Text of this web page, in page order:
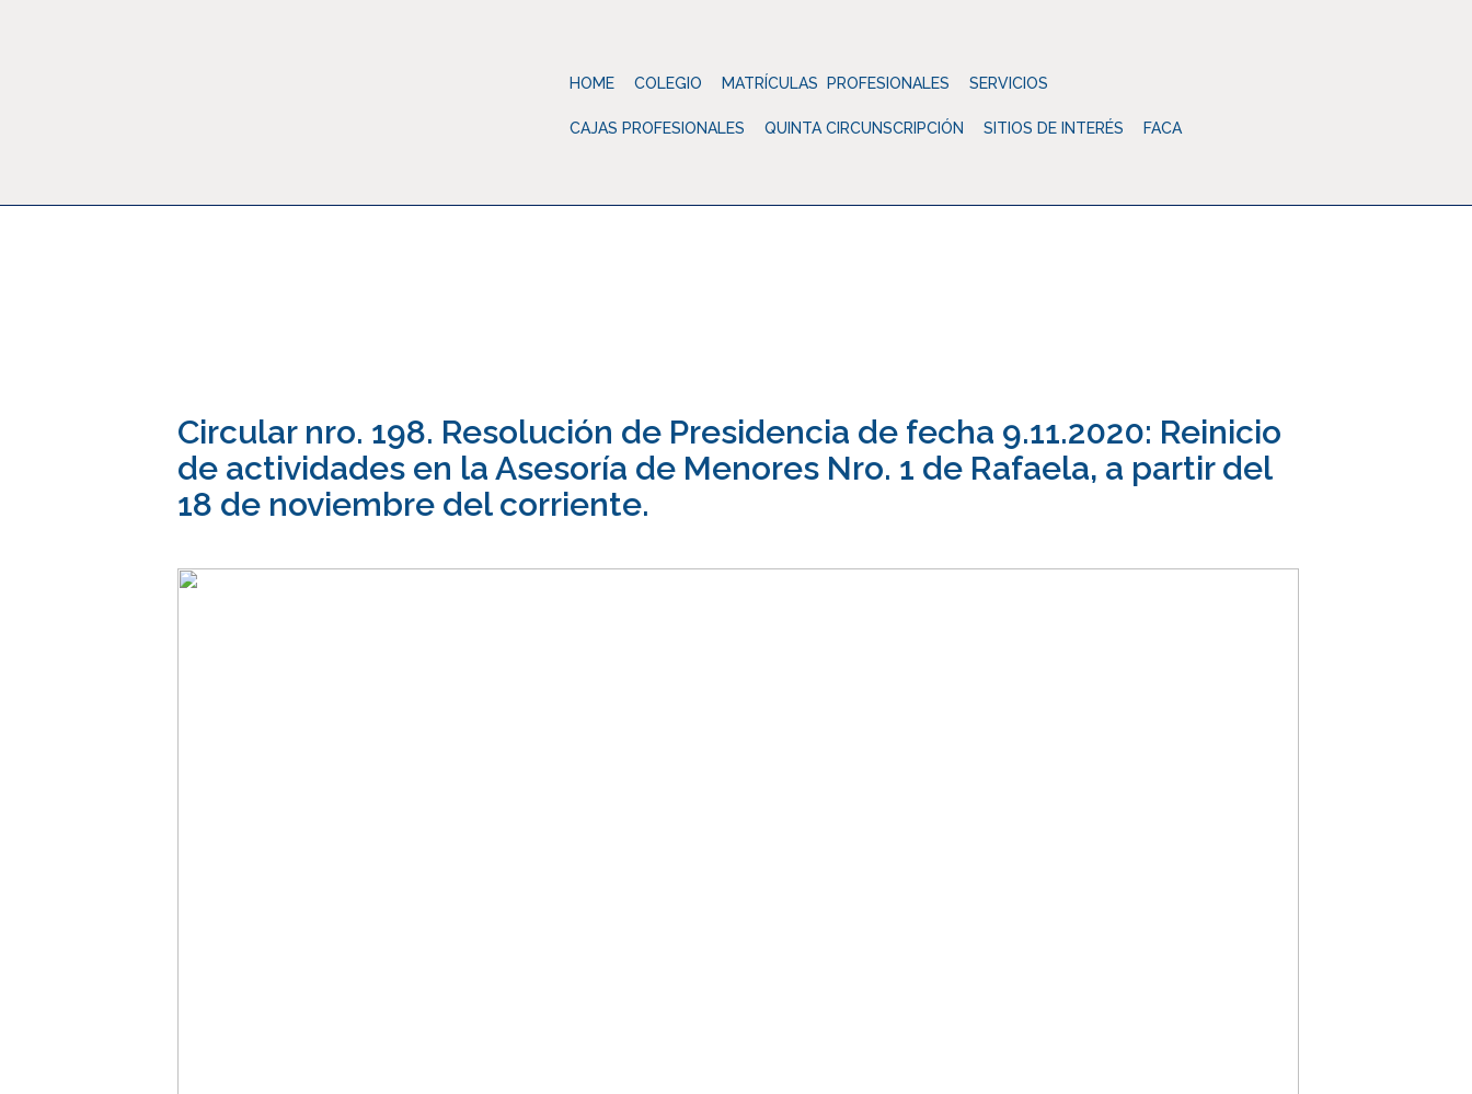
HOME COLEGIO MATRÍCULAS PROFESIONALES SERVICIOS
CAJAS PROFESIONALES QUINTA CIRCUNSCRIPCIÓN SITIOS DE INTERÉS FACA
Circular nro. 198. Resolución de Presidencia de fecha 9.11.2020: Reinicio
de actividades en la Asesoría de Menores Nro. 1 de Rafaela, a partir del
18 de noviembre del corriente.